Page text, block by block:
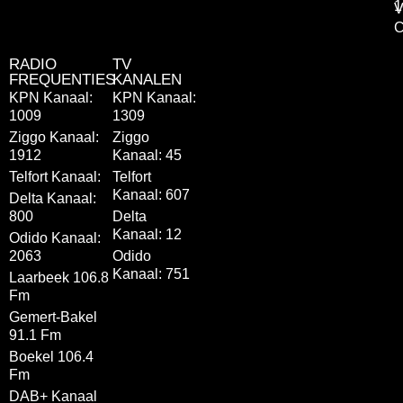
RADIO
FREQUENTIES
KPN Kanaal:
1009
Ziggo Kanaal:
1912
Telfort Kanaal:
Delta Kanaal:
800
Odido Kanaal:
2063
Laarbeek 106.8
Fm
Gemert-Bakel
91.1 Fm
Boekel 106.4
Fm
DAB+ Kanaal
TV
KANALEN
KPN Kanaal:
1309
Ziggo
Kanaal: 45
Telfort
Kanaal: 607
Delta
Kanaal: 12
Odido
Kanaal: 751